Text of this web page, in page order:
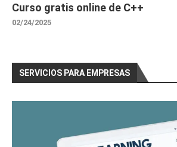
Curso gratis online de C++
02/24/2025
SERVICIOS PARA EMPRESAS